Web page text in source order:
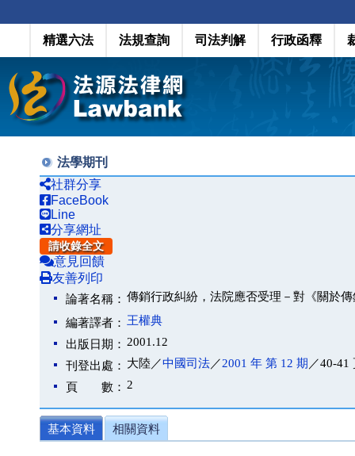
精選六法 法規查詢 司法判解 行政函釋
法學期刊
社群分享
FaceBook
Line
分享網址
請收錄全文
意見回饋
友善列印
論著名稱： 傳銷行政糾紛，法院應否受理－對《關於
編著譯者： 王權典
出版日期： 2001.12
刊登出處： 大陸／中國司法／2001 年 第 12 期 ／40-41
頁 數： 2
基本資料 相關資料